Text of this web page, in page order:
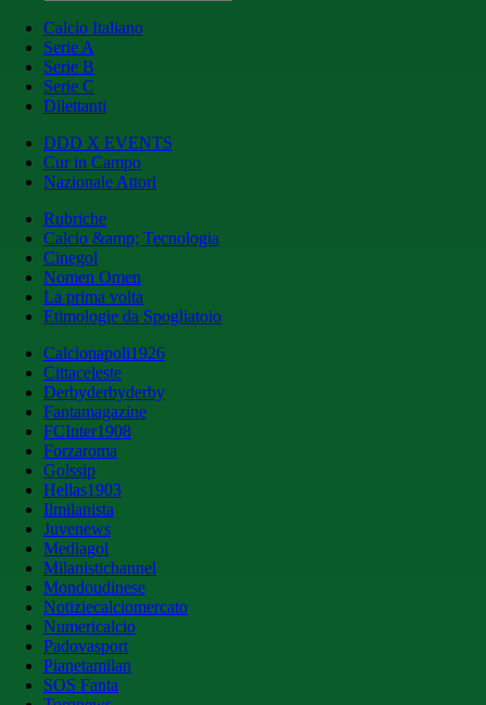
Calcio Italiano
Serie A
Serie B
Serie C
Dilettanti
DDD X EVENTS
Cur in Campo
Nazionale Attori
Rubriche
Calcio &amp; Tecnologia
Cinegol
Nomen Omen
La prima volta
Etimologie da Spogliatoio
Calcionapoli1926
Cittaceleste
Derbyderbyderby
Fantamagazine
FCInter1908
Forzaroma
Golssip
Hellas1903
Ilmilanista
Juvenews
Mediagol
Milanistichannel
Mondoudinese
Notiziecalciomercato
Numericalcio
Padovasport
Pianetamilan
SOS Fanta